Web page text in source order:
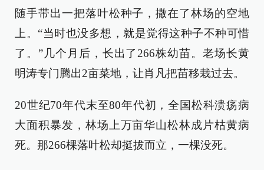
随手带出一把落叶松种子，撒在了林场的空地
上。“当时也没多想，就是觉得这种子不种可惜
了。”几个月后，长出了266株幼苗。老场长黄
明涛专门腾出2亩菜地，让肖凡把苗移栽过去。
20世纪70年代末至80年代初，全国松科溃疡病
大面积暴发，林场上万亩华山松林成片枯黄病
死。那266棵落叶松却挺拔而立，一棵没死。